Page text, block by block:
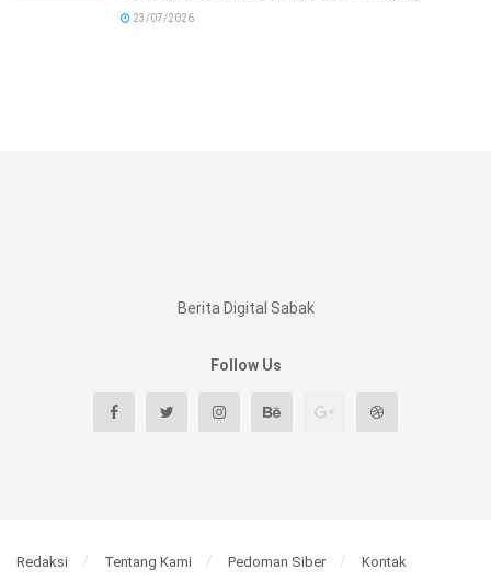
23/07/2026
Berita Digital Sabak
Follow Us
Redaksi Tentang Kami Pedoman Siber Kontak